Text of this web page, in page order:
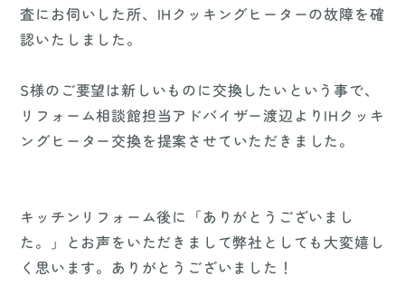
査にお伺いした所、IHクッキングヒーターの故障を確
認いたしました。
S様のご要望は新しいものに交換したいという事で、
リフォーム相談館担当アドバイザー渡辺よりIHクッキ
ングヒーター交換を提案させていただきました。
キッチンリフォーム後に「ありがとうございまし
た。」とお声をいただきまして弊社としても大変嬉し
く思います。ありがとうございました！